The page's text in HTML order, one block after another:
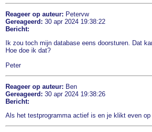
Reageer op auteur: Petervw
Gereageerd: 30 apr 2024 19:38:22
Bericht:
Ik zou toch mijn database eens doorsturen. Dat
Hoe doe ik dat?
Peter
Reageer op auteur: Ben
Gereageerd: 30 apr 2024 19:38:26
Bericht:
Als het testprogramma actief is en je klikt even